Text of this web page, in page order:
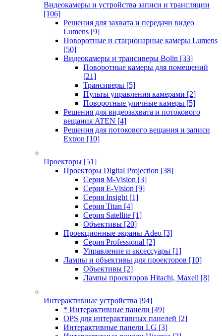
Видеокамеры и устройства записи и трансляции
[106]
Решения для захвата и передачи видео
Lumens [9]
Поворотные и стационарные камеры Lumens
[50]
Видеокамеры и трансиверы Bolin [33]
Поворотные камеры для помещений
[21]
Трансиверы [5]
Пульты управления камерами [2]
Поворотные уличные камеры [5]
Решения для видеозахвата и потокового
вещания ATEN [4]
Решения для потокового вещания и записи
Extron [10]
Проекторы [51]
Проекторы Digital Projection [38]
Серия M-Vision [3]
Серия E-Vision [9]
Серия Insight [1]
Серия Titan [4]
Серия Satellite [1]
Объективы [20]
Проекционные экраны Adeo [3]
Серия Professional [2]
Управление и аксессуары [1]
Лампы и объективы для проекторов [10]
Объективы [2]
Лампы проекторов Hitachi, Maxell [8]
Интерактивные устройства [94]
* Интерактивные панели [49]
OPS для интерактивных панелей [2]
Интерактивные панели LG [3]